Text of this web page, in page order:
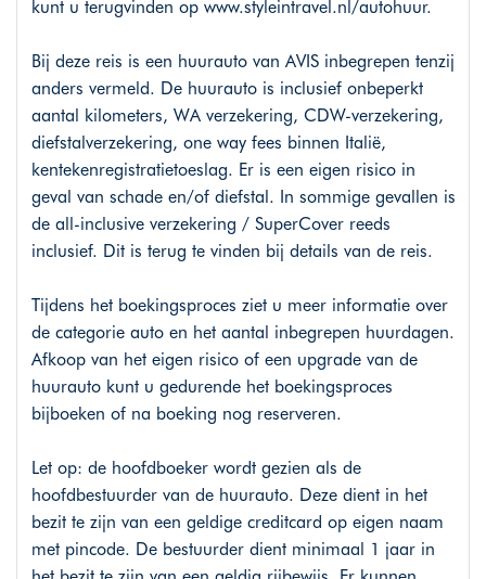
kunt u terugvinden op www.styleintravel.nl/autohuur.
Bij deze reis is een huurauto van AVIS inbegrepen tenzij
anders vermeld. De huurauto is inclusief onbeperkt
aantal kilometers, WA verzekering, CDW-verzekering,
diefstalverzekering, one way fees binnen Italië,
kentekenregistratietoeslag. Er is een eigen risico in
geval van schade en/of diefstal. In sommige gevallen is
de all-inclusive verzekering / SuperCover reeds
inclusief. Dit is terug te vinden bij details van de reis.
Tijdens het boekingsproces ziet u meer informatie over
de categorie auto en het aantal inbegrepen huurdagen.
Afkoop van het eigen risico of een upgrade van de
huurauto kunt u gedurende het boekingsproces
bijboeken of na boeking nog reserveren.
Let op: de hoofdboeker wordt gezien als de
hoofdbestuurder van de huurauto. Deze dient in het
bezit te zijn van een geldige creditcard op eigen naam
met pincode. De bestuurder dient minimaal 1 jaar in